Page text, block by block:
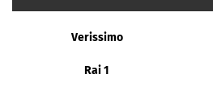
Verissimo
Rai 1